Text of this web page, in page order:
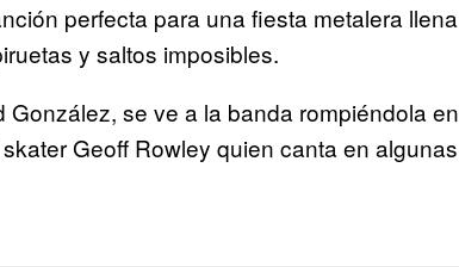
perfecta para una fiesta metalera llena
y saltos imposibles.
se ve a la banda rompiéndola en
Geoff Rowley quien canta en algunas